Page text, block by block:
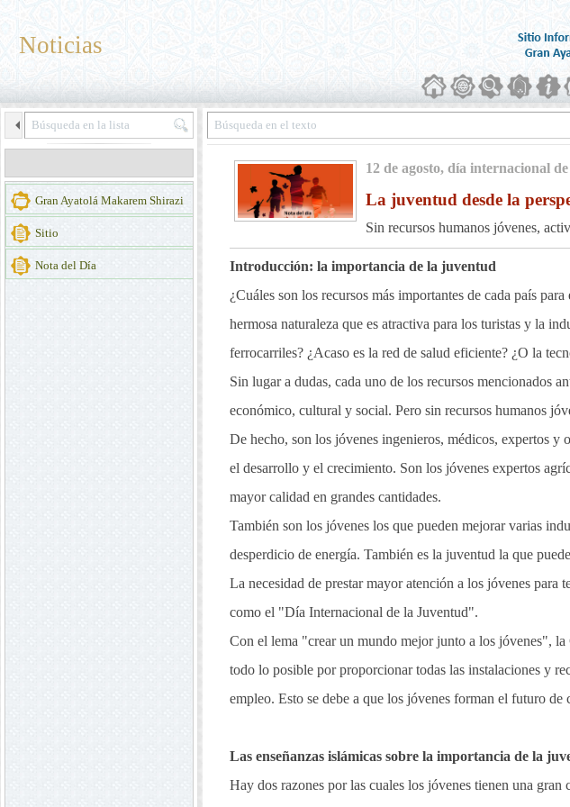
Noticias
Gran Ayatolá Makarem Shirazi
Sitio
Nota del Día
12 de agosto, día internacional
La juventud desde la
Sin recursos humanos jóvenes,
Introducción: la importancia de la juventud
¿Cuáles son los recursos más importantes de cada país
hermosa naturaleza que es atractiva para los turistas y la
ferrocarriles? ¿Acaso es la red de salud eficiente? ¿O la
Sin lugar a dudas, cada uno de los recursos mencionados
económico, cultural y social. Pero sin recursos humanos
De hecho, son los jóvenes ingenieros, médicos, expertos y
el desarrollo y el crecimiento. Son los jóvenes expertos
mayor calidad en grandes cantidades.
También son los jóvenes los que pueden mejorar varias
desperdicio de energía. También es la juventud la que
La necesidad de prestar mayor atención a los jóvenes
como el "Día Internacional de la Juventud".
Con el lema "crear un mundo mejor junto a los jóvenes",
todo lo posible por proporcionar todas las instalaciones y
empleo. Esto se debe a que los jóvenes forman el futuro
Las enseñanzas islámicas sobre la importancia de la
Hay dos razones por las cuales los jóvenes tienen una